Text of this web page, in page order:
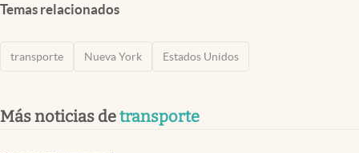
Temas relacionados
transporte Nueva York Estados Unidos
Más noticias detransporte